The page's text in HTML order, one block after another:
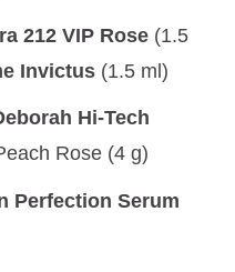
212 VIP Rose (1.5
Invictus (1.5 ml)
Hi-Tech
Rose (4 g)
Perfection Serum